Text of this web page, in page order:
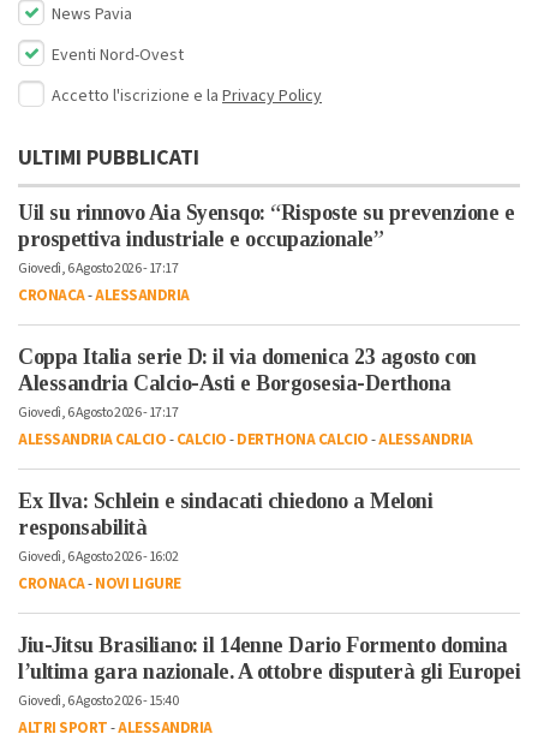
News Pavia
Eventi Nord-Ovest
Accetto l'iscrizione e la Privacy Policy
ULTIMI PUBBLICATI
Uil su rinnovo Aia Syensqo: “Risposte su prevenzione e
prospettiva industriale e occupazionale”
Giovedì, 6 Agosto 2026 - 17:17
CRONACA-ALESSANDRIA
Coppa Italia serie D: il via domenica 23 agosto con
Alessandria Calcio-Asti e Borgosesia-Derthona
Giovedì, 6 Agosto 2026 - 17:17
ALESSANDRIA CALCIO-CALCIO-DERTHONA CALCIO-ALESSANDRIA
Ex Ilva: Schlein e sindacati chiedono a Meloni
responsabilità
Giovedì, 6 Agosto 2026 - 16:02
CRONACA-NOVI LIGURE
Jiu-Jitsu Brasiliano: il 14enne Dario Formento domina
l’ultima gara nazionale. A ottobre disputerà gli Europei
Giovedì, 6 Agosto 2026 - 15:40
ALTRI SPORT-ALESSANDRIA